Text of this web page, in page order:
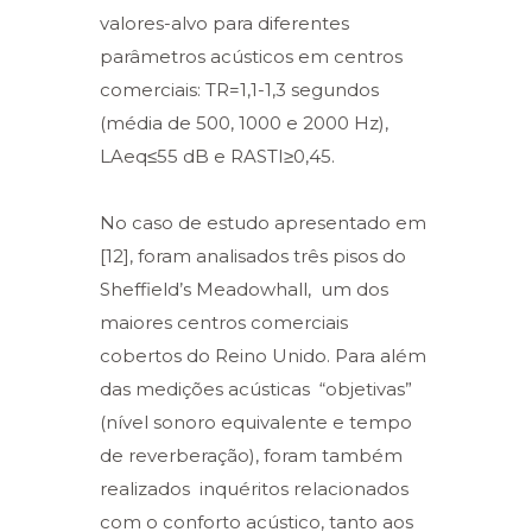
valores-alvo para diferentes
parâmetros acústicos em centros
comerciais: TR=1,1-1,3 segundos
(média de 500, 1000 e 2000 Hz),
LAeq≤55 dB e RASTI≥0,45.
No caso de estudo apresentado em
[12], foram analisados três pisos do
Sheffield’s Meadowhall, um dos
maiores centros comerciais
cobertos do Reino Unido. Para além
das medições acústicas “objetivas”
(nível sonoro equivalente e tempo
de reverberação), foram também
realizados inquéritos relacionados
com o conforto acústico, tanto aos